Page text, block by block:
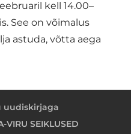
kell 14.00–
See on võimalus
astuda, võtta aega
uudiskirjaga
VIRU SEIKLUSED